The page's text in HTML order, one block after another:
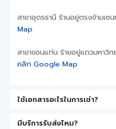
สาขาอุดรธานี ร้านอยู่ตรงข้ามเซ
Map
สาขาขอนแก่น ร้ายอยู่แถวมหาวิ
คลิก Google Map
ใช้เอกสารอะไรในการเช่า?
มีบริการรับส่งไหม?